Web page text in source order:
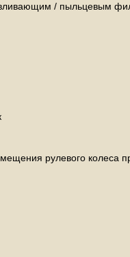
/ пыльцевым
рулевого колеса